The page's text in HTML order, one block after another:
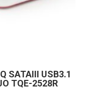
SATAIII USB3.1
TQE-2528R